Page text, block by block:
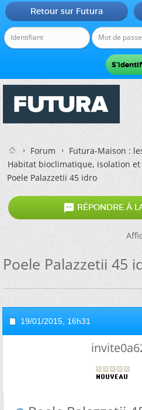
Retour sur Futura
Forum
Futura-Maison :
Habitat bioclimatique, isolation et
Poele Palazzetii 45 idro
 RÉPONDRE À
Poele Palazzetii 45
19/01/2015, 16h31